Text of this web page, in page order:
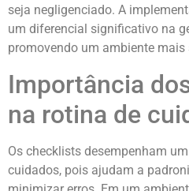
seja negligenciado. A
um diferencial significativo na
promovendo um ambiente mais
Importância
na rotina de
Os checklists desempenham
cuidados, pois ajudam a